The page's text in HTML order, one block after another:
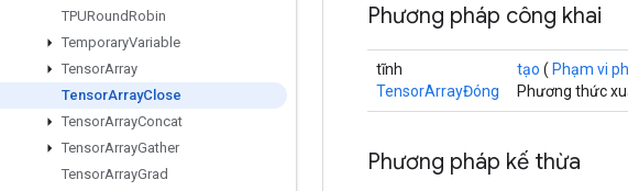
TPURoundRobin
TemporaryVariable
TensorArray
TensorArrayClose
TensorArrayConcat
TensorArrayGather
TensorArrayGrad
Phương pháp công khai
tĩnh
TensorArrayĐóng
tạo ( Phạm vi
Phương thức
Phương pháp kế thừa